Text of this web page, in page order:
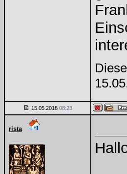
15.05.2018 08:23
rista